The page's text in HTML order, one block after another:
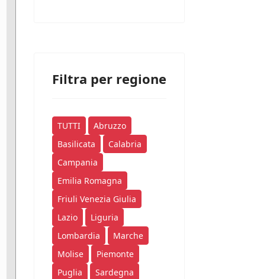
Filtra per regione
TUTTI
Abruzzo
Basilicata
Calabria
Campania
Emilia Romagna
Friuli Venezia Giulia
Lazio
Liguria
Lombardia
Marche
Molise
Piemonte
Puglia
Sardegna